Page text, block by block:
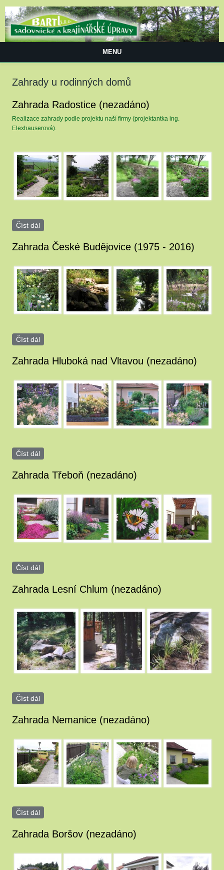
MENU
Zahrady u rodinných domů
Zahrada Radostice (nezadáno)
Realizace zahrady podle projektu naší firmy (projektantka ing.
Elexhauserová).
P1010063.jpg P1010062.jpg P1010057-small.jpgP1010057.JPG
Číst dál
Zahrada České Budějovice (1975 - 2016)
image_24_0017.JPGimage_24_0007.JPGimage_24_0008.JPGimage_24_0009.JPG
Číst dál
Zahrada Hluboká nad Vltavou (nezadáno)
image_26_0003.JPGimage_26.JPG image_26_0001.JPGimage_26_0002.JPG
Číst dál
Zahrada Třeboň (nezadáno)
image_29_0003.JPGimage_29_0004.JPGimage_29_0005.JPGimage_29_0006.JPG
Číst dál
Zahrada Lesní Chlum (nezadáno)
image_27.JPG image_27_0001.JPG image_27_0002.JPG
Číst dál
Zahrada Nemanice (nezadáno)
image_30_0003.JPGimage_30_0004.JPGimage_30_0005.JPGimage_30.JPG
Číst dál
Zahrada Boršov (nezadáno)
image_23.JPG image_23_0001.jpg image_23_0002.JPG